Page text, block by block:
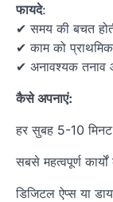
फायदे:
✔ समय की बचत
✔ काम को
✔ अनावश्यक तनाव
कैसे अपनाएं:
हर सुबह 5-10 मिनट
सबसे महत्वपूर्ण
डिजिटल ऐप्स या